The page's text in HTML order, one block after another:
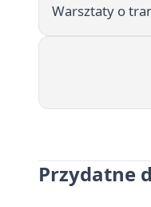
Warsztaty o
Przydatne